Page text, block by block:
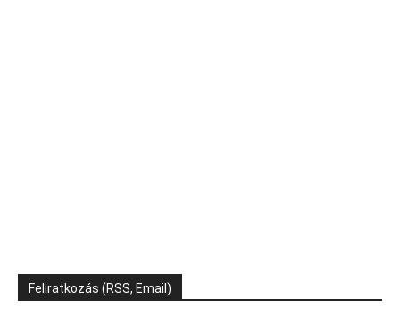
Feliratkozás (RSS, Email)